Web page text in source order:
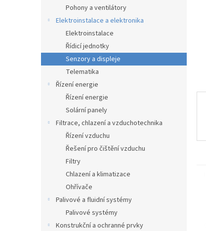
Pohony a ventilátory
Elektroinstalace a elektronika
Elektroinstalace
Řídicí jednotky
Senzory a displeje
Telematika
Řízení energie
Řízení energie
Solární panely
Filtrace, chlazení a vzduchotechnika
Řízení vzduchu
Řešení pro čištění vzduchu
Filtry
Chlazení a klimatizace
Ohřívače
Palivové a fluidní systémy
Palivové systémy
Konstrukční a ochranné prvky